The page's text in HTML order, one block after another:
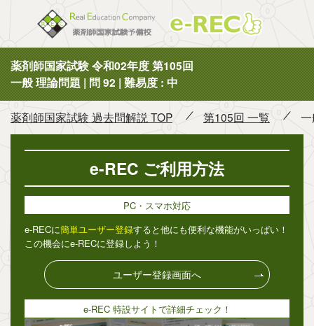
薬剤師国家試験 令和02年度 第105回
一般 理論問題 | 問 92 | 難易度 : 中
薬剤師国家試験 過去問解説 TOP 第105回 一覧
e-REC ご利用方法
PC・スマホ対応
e-RECに簡単ユーザー登録すると他にも便利な機能がいっぱい！
この機会にe-RECに登録しよう！
ユーザー登録画面へ
e-REC 特設サイトで詳細チェック！